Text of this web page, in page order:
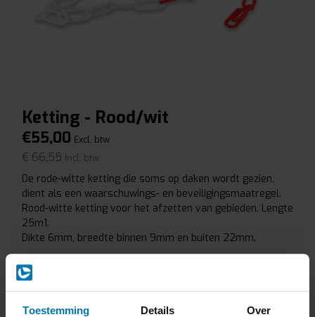
Toestemming Details Over
Ketting - Rood/wit
€55,00 Excl. btw
€ 66,55 Incl. btw
De rode-witte ketting die soms op daken wordt gezien,
dient als een waarschuwings- en beveiligingsmaatregel.
Rood-witte ketting voor het afzetten van gebieden. Lengte
25m1.
Dikte 6mm, breedte binnen 9mm en buiten 22mm.
Aantal - +